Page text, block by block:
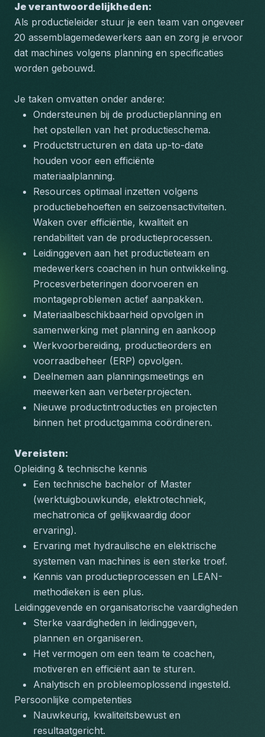
Je verantwoordelijkheden:
Als productieleider stuur je een team van ongeveer
20 assemblagemedewerkers aan en zorg je ervoor
dat machines volgens planning en specificaties
worden gebouwd.
Je taken omvatten onder andere:
Ondersteunen bij de productieplanning en
het opstellen van het productieschema.
Productstructuren en data up-to-date
houden voor een efficiënte
materiaalplanning.
Resources optimaal inzetten volgens
productiebehoeften en seizoensactiviteiten.
Waken over efficiëntie, kwaliteit en
rendabiliteit van de productieprocessen.
Leidinggeven aan het productieteam en
medewerkers coachen in hun ontwikkeling.
Procesverbeteringen doorvoeren en
montageproblemen actief aanpakken.
Materiaalbeschikbaarheid opvolgen in
samenwerking met planning en aankoop
Werkvoorbereiding, productieorders en
voorraadbeheer (ERP) opvolgen.
Deelnemen aan planningsmeetings en
meewerken aan verbeterprojecten.
Nieuwe productintroducties en projecten
binnen het productgamma coördineren.
Vereisten:
Opleiding & technische kennis
Een technische bachelor of Master
(werktuigbouwkunde, elektrotechniek,
mechatronica of gelijkwaardig door
ervaring).
Ervaring met hydraulische en elektrische
systemen van machines is een sterke troef.
Kennis van productieprocessen en LEAN-
methodieken is een plus.
Leidinggevende en organisatorische vaardigheden
Sterke vaardigheden in leidinggeven,
plannen en organiseren.
Het vermogen om een team te coachen,
motiveren en efficiënt aan te sturen.
Analytisch en probleemoplossend ingesteld.
Persoonlijke competenties
Nauwkeurig, kwaliteitsbewust en
resultaatgericht.